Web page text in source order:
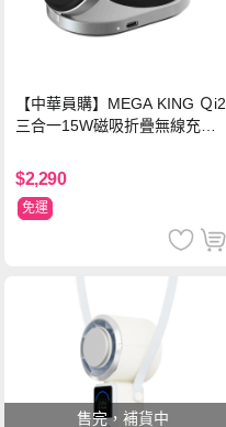
【中華員購】MEGA KING Ｑi2
三合一15W磁吸折疊無線充電
$2,290
免運
售完，補貨中